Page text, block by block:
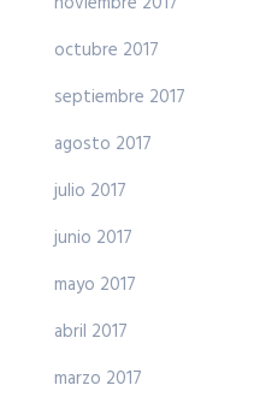
octubre 2017
septiembre 2017
agosto 2017
julio 2017
junio 2017
mayo 2017
abril 2017
marzo 2017